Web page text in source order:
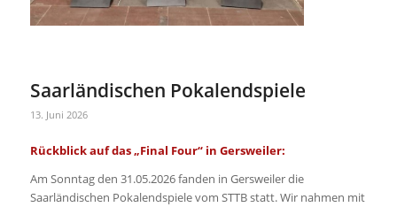
Saarländischen Pokalendspiele
13. Juni 2026
Rückblick auf das „Final Four“ in Gersweiler:
Am Sonntag den 31.05.2026 fanden in Gersweiler die
Saarländischen Pokalendspiele vom STTB statt. Wir nahmen mit